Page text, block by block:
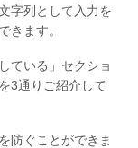
字列として入力を
きます。
ている」セクショ
3通りご紹介して
防ぐことができま